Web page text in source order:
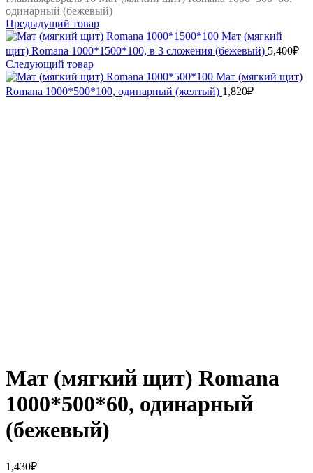
одинарный (бежевый)
Предыдущий товар
Мат (мягкий
щит) Romana 1000*1500*100, в 3 сложения (бежевый) 5,400₽
Следующий товар
Мат (мягкий щит)
Romana 1000*500*100, одинарный (желтый) 1,820₽
Мат (мягкий щит) Romana
1000*500*60, одинарный
(бежевый)
1,430₽